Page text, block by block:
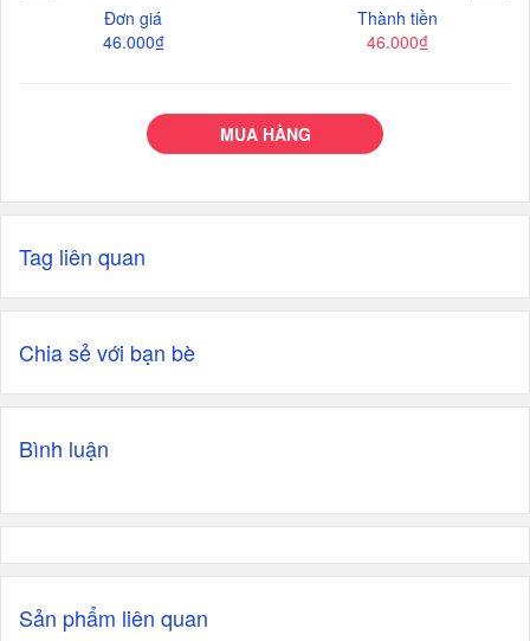
Đơn giá
46.000₫
Thành tiền
46.000₫
MUA HÀNG
Tag liên quan
Chia sẻ với bạn bè
Bình luận
Sản phẩm liên quan